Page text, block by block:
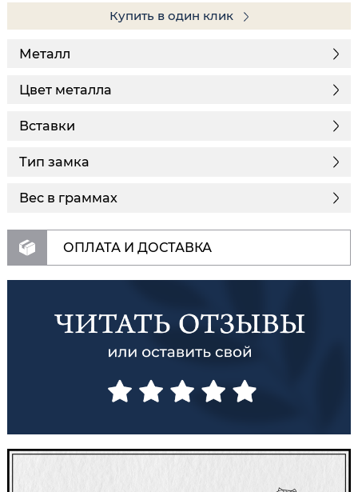
Купить в один клик
Металл
Цвет металла
Вставки
Тип замка
Вес в граммах
ОПЛАТА И ДОСТАВКА